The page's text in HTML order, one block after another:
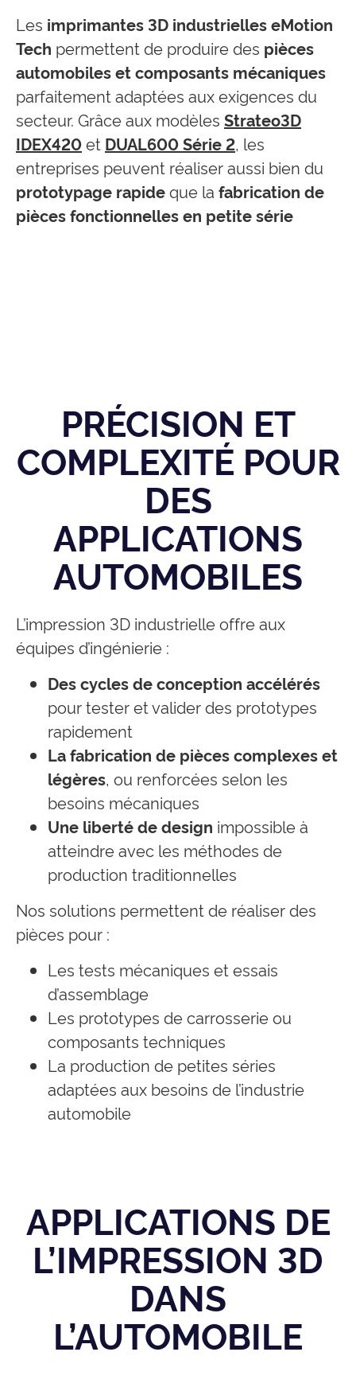
Les imprimantes 3D industrielles eMotion
Tech permettent de produire des pièces
automobiles et composants mécaniques
parfaitement adaptées aux exigences du
secteur. Grâce aux modèles Strateo3D
IDEX420et DUAL600 Série 2, les
entreprises peuvent réaliser aussi bien du
prototypage rapideque la fabrication de
pièces fonctionnelles en petite série
PRÉCISION ET
COMPLEXITÉ POUR
DES
APPLICATIONS
AUTOMOBILES
L’impression 3D industrielle offre aux
équipes d’ingénierie :
Des cycles de conception accélérés
pour tester et valider des prototypes
rapidement
La fabrication de pièces complexes et
légères, ou renforcées selon les
besoins mécaniques
Une liberté de design impossible à
atteindre avec les méthodes de
production traditionnelles
Nos solutions permettent de réaliser des
pièces pour :
Les tests mécaniques et essais
d’assemblage
Les prototypes de carrosserie ou
composants techniques
La production de petites séries
adaptées aux besoins de l’industrie
automobile
APPLICATIONS DE
L’IMPRESSION 3D
DANS
L’AUTOMOBILE